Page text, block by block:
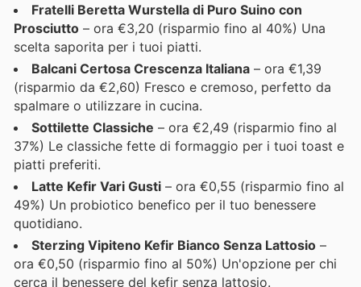
Fratelli Beretta Wurstella di Puro Suino con
Prosciutto – ora €3,20 (risparmio fino al 40%) Una
scelta saporita per i tuoi piatti.
Balcani Certosa Crescenza Italiana – ora €1,39
(risparmio da €2,60) Fresco e cremoso, perfetto da
spalmare o utilizzare in cucina.
Sottilette Classiche – ora €2,49 (risparmio fino al
37%) Le classiche fette di formaggio per i tuoi toast e
piatti preferiti.
Latte Kefir Vari Gusti – ora €0,55 (risparmio fino al
49%) Un probiotico benefico per il tuo benessere
quotidiano.
Sterzing Vipiteno Kefir Bianco Senza Lattosio –
ora €0,50 (risparmio fino al 50%) Un'opzione per chi
cerca il benessere del kefir senza lattosio.